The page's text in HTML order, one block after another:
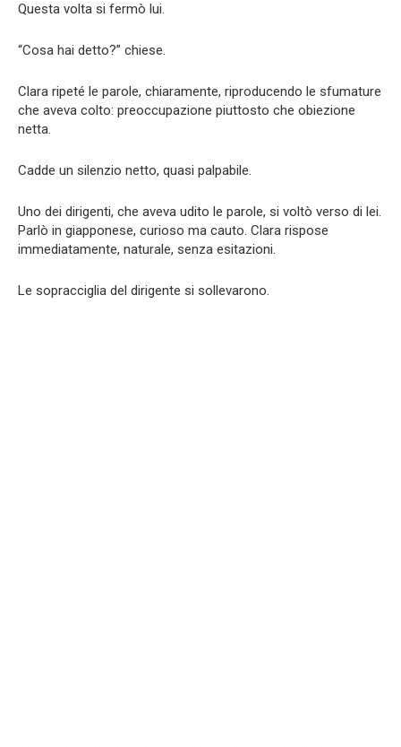
Questa volta si fermò lui.
“Cosa hai detto?” chiese.
Clara ripeté le parole, chiaramente, riproducendo le sfumature
che aveva colto: preoccupazione piuttosto che obiezione
netta.
Cadde un silenzio netto, quasi palpabile.
Uno dei dirigenti, che aveva udito le parole, si voltò verso di lei.
Parlò in giapponese, curioso ma cauto. Clara rispose
immediatamente, naturale, senza esitazioni.
Le sopracciglia del dirigente si sollevarono.